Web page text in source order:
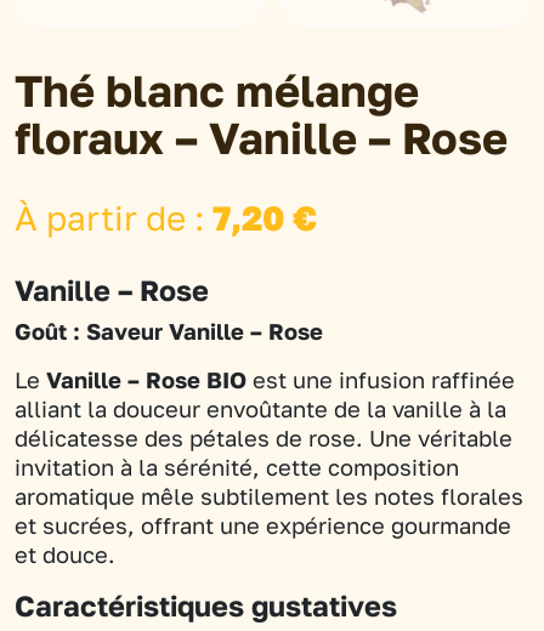
Thé blanc mélange
floraux – Vanille – Rose
À partir de : 7,20 €
Vanille – Rose
Goût : Saveur Vanille – Rose
Le Vanille – Rose BIO est une infusion raffinée
alliant la douceur envoûtante de la vanille à la
délicatesse des pétales de rose. Une véritable
invitation à la sérénité, cette composition
aromatique mêle subtilement les notes florales
et sucrées, offrant une expérience gourmande
et douce.
Caractéristiques gustatives